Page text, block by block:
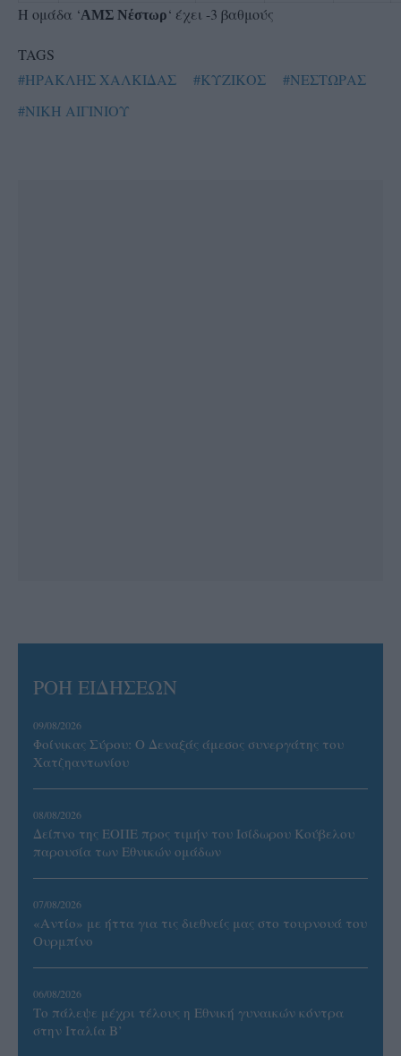
Η ομάδα ‘ΑΜΣ Νέστωρ‘ έχει -3 βαθμούς
TAGS
#ΗΡΑΚΛΗΣ ΧΑΛΚΙΔΑΣ
#ΚΥΖΙΚΟΣ
#ΝΕΣΤΩΡΑΣ
#ΝΙΚΗ ΑΙΓΙΝΙΟΥ
ΡΟΗ ΕΙΔΗΣΕΩΝ
09/08/2026
Φοίνικας Σύρου: Ο Δεναξάς άμεσος συνεργάτης του
Χατζηαντωνίου
08/08/2026
Δείπνο της ΕΟΠΕ προς τιμήν του Ισίδωρου Κούβελου
παρουσία των Εθνικών ομάδων
07/08/2026
«Αντίο» με ήττα για τις διεθνείς μας στο τουρνουά του
Ουρμπίνο
06/08/2026
Το πάλεψε μέχρι τέλους η Εθνική γυναικών κόντρα
στην Ιταλία Β’